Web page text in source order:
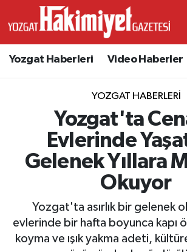
Yozgat Haberleri Video Haberler
YOZGAT HABERLERI
Yozgat'ta
Evlerinde
Gelenek Yıllara
Okuyor
Yozgat'ta asırlık bir gelenek
evlerinde bir hafta boyunca kapı
koyma ve ışık yakma adeti,